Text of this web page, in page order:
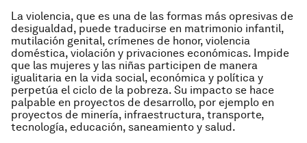
La violencia, que es una de las formas más opresivas de
desigualdad, puede traducirse en matrimonio infantil,
mutilación genital, crímenes de honor, violencia
doméstica, violación y privaciones económicas. Impide
que las mujeres y las niñas participen de manera
igualitaria en la vida social, económica y política y
perpetúa el ciclo de la pobreza. Su impacto se hace
palpable en proyectos de desarrollo, por ejemplo en
proyectos de minería, infraestructura, transporte,
tecnología, educación, saneamiento y salud.